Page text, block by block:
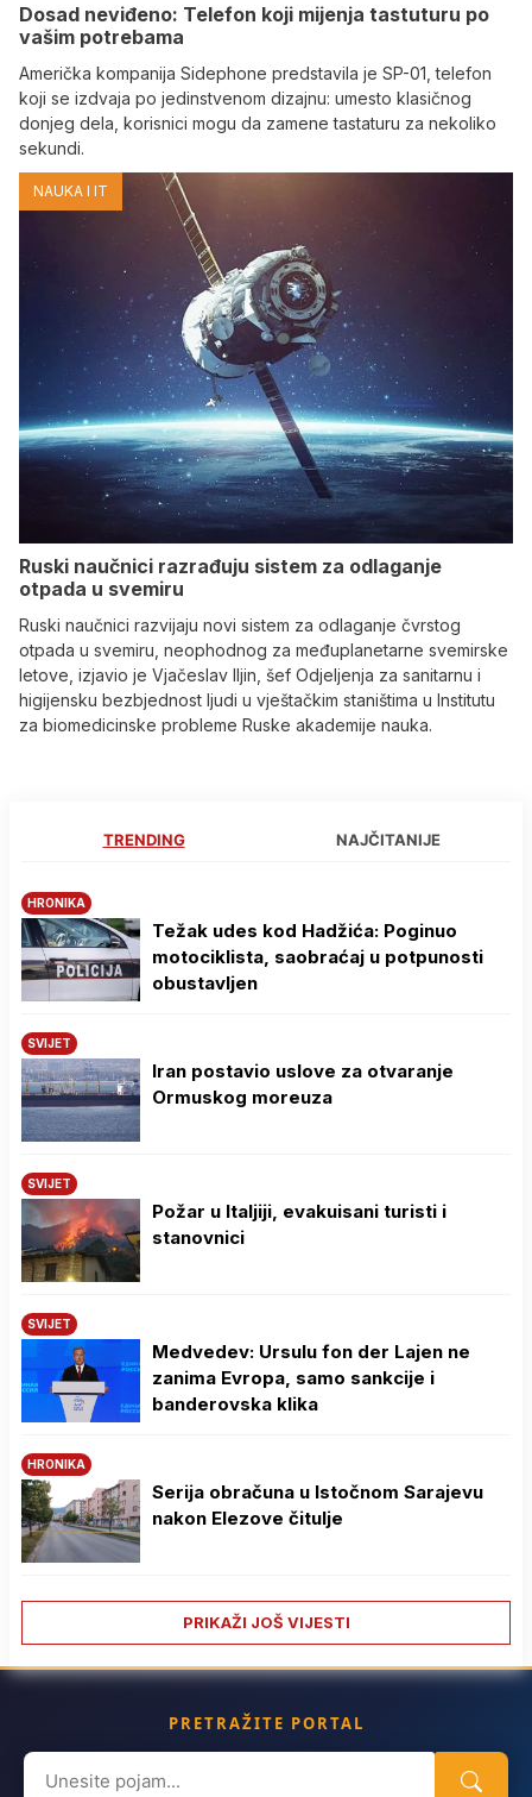
Dosad neviđeno: Telefon koji mijenja tastuturu po
vašim potrebama
Američka kompanija Sidephone predstavila je SP-01, telefon
koji se izdvaja po jedinstvenom dizajnu: umesto klasičnog
donjeg dela, korisnici mogu da zamene tastaturu za nekoliko
sekundi.
NAUKA I IT
Ruski naučnici razrađuju sistem za odlaganje
otpada u svemiru
Ruski naučnici razvijaju novi sistem za odlaganje čvrstog
otpada u svemiru, neophodnog za međuplanetarne svemirske
letove, izjavio je Vjačeslav Iljin, šef Odjeljenja za sanitarnu i
higijensku bezbjednost ljudi u vještačkim staništima u Institutu
za biomedicinske probleme Ruske akademije nauka.
TRENDING NAJČITANIJE
HRONIKA
Težak udes kod Hadžića: Poginuo
motociklista, saobraćaj u potpunosti
obustavljen
SVIJET
Iran postavio uslove za otvaranje
Ormuskog moreuza
SVIJET
Požar u Italjiji, evakuisani turisti i
stanovnici
SVIJET
Medvedev: Ursulu fon der Lajen ne
zanima Evropa, samo sankcije i
banderovska klika
HRONIKA
Serija obračuna u Istočnom Sarajevu
nakon Elezove čitulje
PRIKAŽI JOŠ VIJESTI
PRETRAŽITE PORTAL
Search